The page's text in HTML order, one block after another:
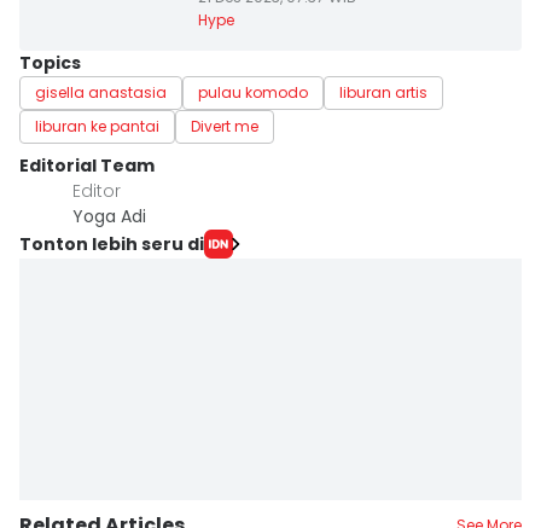
Hype
Topics
gisella anastasia pulau komodo
liburan artis
liburan ke pantai
Divert me
Editorial Team
Editor
Yoga Adi
Tonton lebih seru di